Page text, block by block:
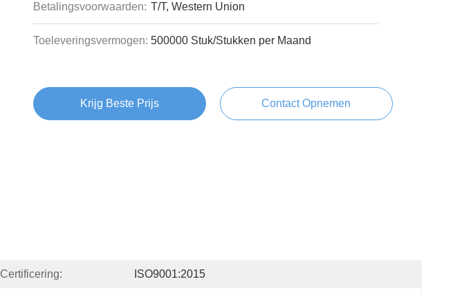
Betalingsvoorwaarden: T/T, Western Union
Toeleveringsvermogen: 500000 Stuk/Stukken per Maand
Krijg Beste Prijs Contact Opnemen
Certificering: ISO9001:2015